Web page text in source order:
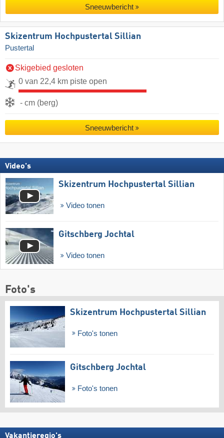
Sneeuwbericht
Skizentrum Hochpustertal Sillian
Pustertal
Skigebied gesloten
0 van 22,4 km piste open
- cm (berg)
Sneeuwbericht
Video's
Skizentrum Hochpustertal Sillian
Video tonen
Gitschberg Jochtal
Video tonen
Foto's
Skizentrum Hochpustertal Sillian
Foto's tonen
Gitschberg Jochtal
Foto's tonen
Vakantieregio's